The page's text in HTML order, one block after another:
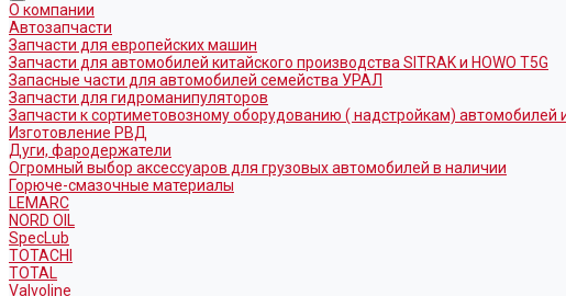
О компании
Автозапчасти
Запчасти для европейских машин
Запчасти для автомобилей китайского производства SITRAK и HOWO T5G
Запасные части для автомобилей семейства УРАЛ
Запчасти для гидроманипуляторов
Запчасти к сортиметовозному оборудованию ( надстройкам)
Изготовление РВД
Дуги, фародержатели
Огромный выбор аксессуаров для грузовых автомобилей в наличии
Горюче-смазочные материалы
LEMARC
NORD OIL
SpecLub
TOTACHI
TOTAL
Valvoline